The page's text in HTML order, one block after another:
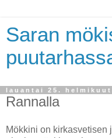
Saran
lauantai 25.
Rannalla
Mökkini on kirkasvetisen